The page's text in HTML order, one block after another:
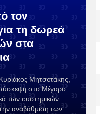
τον
τη δωρεά
στα
Μητσοτάκης,
στο Μέγαρο
των συστημικών
αναβάθμιση των